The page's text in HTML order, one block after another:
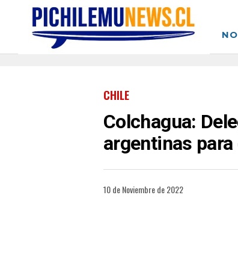
CHILE
Colchagua:
argentinas
10 de Noviembre de 2022